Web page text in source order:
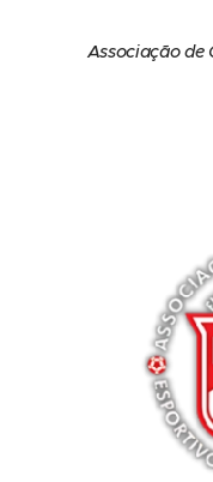
Associação de